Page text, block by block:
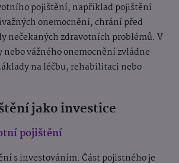
pojištění, například pojištění
onemocnění, chrání před
nečekaných zdravotních problémů. V
vážného onemocnění zvládne
na léčbu, rehabilitaci nebo
jako investice
pojištění
s investováním. Část pojistného je